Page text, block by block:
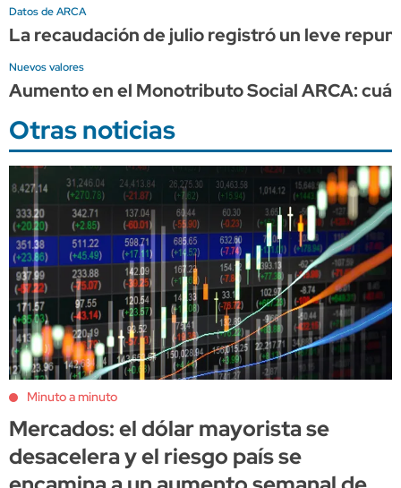
Datos de ARCA
La recaudación de julio registró un leve
Nuevos valores
Aumento en el Monotributo Social ARCA:
Otras noticias
Minuto a minuto
Mercados: el dólar mayorista se
desacelera y el riesgo país se